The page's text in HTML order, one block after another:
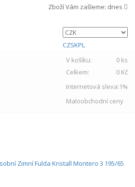
Zboží Vám zašleme: dnes
CZSKPL
V košíku:
0 ks
Celkem:
0 Kč
Internetová sleva:1%
Maloobchodní ceny
ZimníFulda Kristall Montero 3 195/65